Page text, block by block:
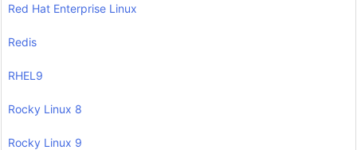
Red Hat Enterprise Linux
Redis
RHEL9
Rocky Linux 8
Rocky Linux 9